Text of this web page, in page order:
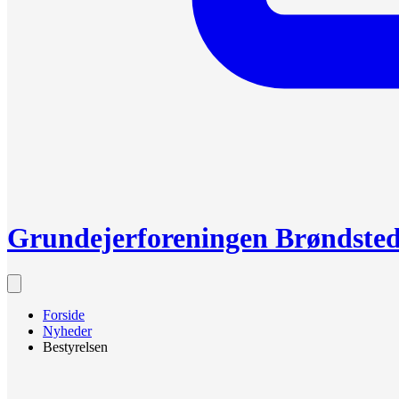
Grundejerforeningen
Forside
Nyheder
Bestyrelsen